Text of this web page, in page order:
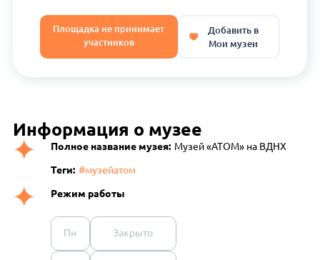
Площадка не принимает
участников
Добавить в
Мои музеи
Информация о музее
Полное название музея: Музей «АТОМ» на ВДНХ
Теги: #музейатом
Режим работы
Пн Закрыто